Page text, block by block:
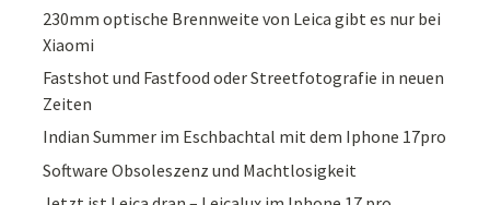
230mm optische Brennweite von Leica gibt es nur bei
Xiaomi
Fastshot und Fastfood oder Streetfotografie in neuen
Zeiten
Indian Summer im Eschbachtal mit dem Iphone 17pro
Software Obsoleszenz und Machtlosigkeit